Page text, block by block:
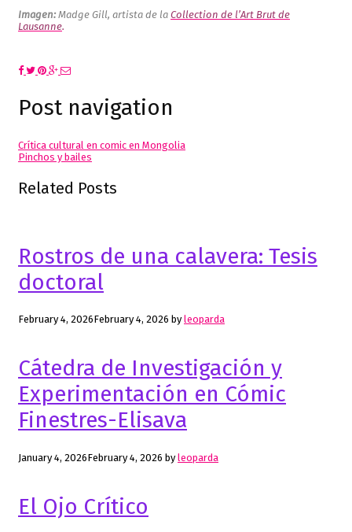
Imagen:Madge Gill, artista de la Collection de l’Art Brut de
Lausanne.
Post navigation
Crítica cultural en comic en Mongolia
Pinchos y bailes
Related Posts
Rostros de una calavera: Tesis
doctoral
February 4, 2026February 4, 2026 byleoparda
Cátedra de Investigación y
Experimentación en Cómic
Finestres-Elisava
January 4, 2026February 4, 2026 byleoparda
El Ojo Crítico